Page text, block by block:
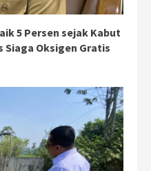
5 Persen sejak Kabut
Siaga Oksigen Gratis